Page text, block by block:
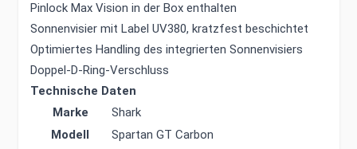
Pinlock Max Vision in der Box enthalten
Sonnenvisier mit Label UV380, kratzfest beschichtet
Optimiertes Handling des integrierten Sonnenvisiers
Doppel-D-Ring-Verschluss
Technische Daten
Marke
Shark
Modell
Spartan GT Carbon